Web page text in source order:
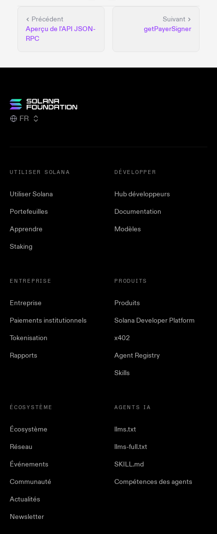
Précédent
Aperçu de l'API JSON-
RPC
Suivant
getPayerSigner
FR
UTILISER SOLANA
Utiliser Solana
Portefeuilles
Apprendre
Staking
DÉVELOPPER
Hub développeurs
Documentation
Modèles
ENTREPRISE
Entreprise
Paiements institutionnels
Tokenisation
Rapports
PRODUITS
Produits
Solana Developer Platform
x402
Agent Registry
Skills
ÉCOSYSTÈME
Écosystème
Réseau
Événements
Communauté
Actualités
Newsletter
AGENTS IA
llms.txt
llms-full.txt
SKILL.md
Compétences des agents